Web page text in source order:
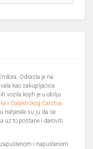
Odrasla je na
kao sakupljačica
vozila kojih je u obilju
i Galaktičkog Carstva.
natjerale su ju da se
uz to postane i daroviti
i napuštenom